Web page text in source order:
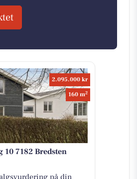
2.095.000 kr
160 m2
10 7182 Bredsten